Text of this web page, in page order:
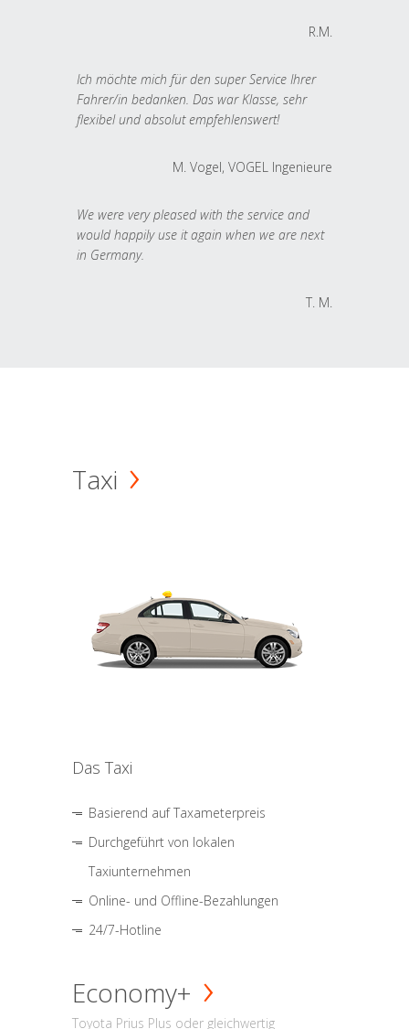
R.M.
Ich möchte mich für den super Service Ihrer
Fahrer/in bedanken. Das war Klasse, sehr
flexibel und absolut empfehlenswert!
M. Vogel, VOGEL Ingenieure
We were very pleased with the service and
would happily use it again when we are next
in Germany.
T. M.
Taxi
Das Taxi
Basierend auf Taxameterpreis
Durchgeführt von lokalen
Taxiunternehmen
Online- und Offline-Bezahlungen
24/7-Hotline
Economy+
Toyota Prius Plus oder gleichwertig